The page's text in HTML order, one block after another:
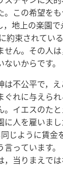
。この希望を
地上の楽園
約束されてい
せん。その人
いからです。
不公平で，え
ぐれに与えら
イエスのた
に人を雇いま
じように賃金
っています
，当りまえで